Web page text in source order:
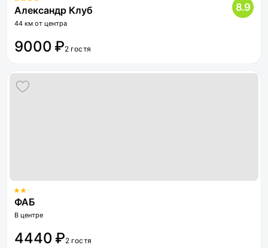
Александр Клуб
44 км от центра
8.9
9000 ₽2 гостя
ФАБ
В центре
4440 ₽2 гостя